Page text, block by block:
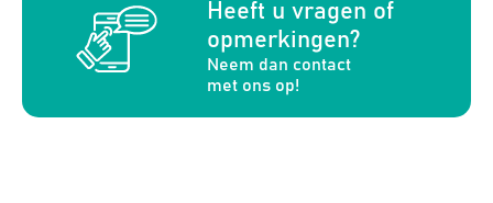
Heeft u vragen of
opmerkingen?
Neem dan contact
met ons op!